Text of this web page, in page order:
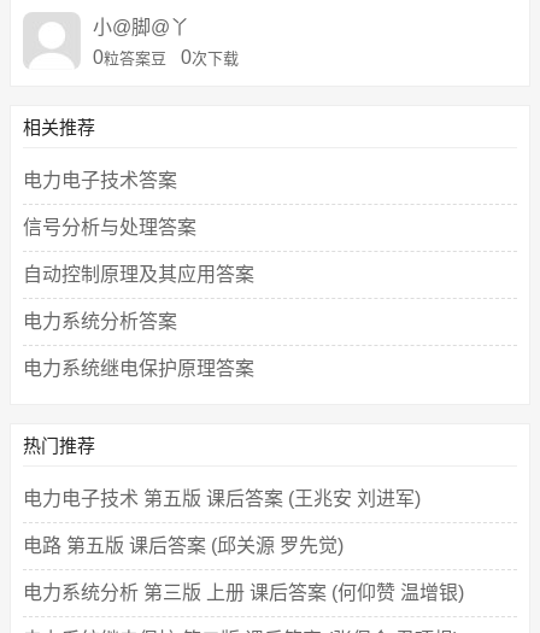
小@脚@丫
0粒答案豆 0次下载
相关推荐
电力电子技术答案
信号分析与处理答案
自动控制原理及其应用答案
电力系统分析答案
电力系统继电保护原理答案
热门推荐
电力电子技术 第五版 课后答案 (王兆安 刘进军)
电路 第五版 课后答案 (邱关源 罗先觉)
电力系统分析 第三版 上册 课后答案 (何仰赞 温增银)